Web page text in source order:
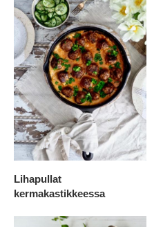
Lihapullat
kermakastikkeessa